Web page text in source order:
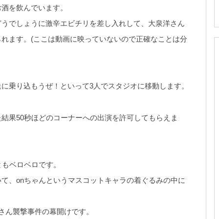
を飲んでいます。
でしょうに激辛エビチリを差し入れして、大泉洋さん
ます。(ここは動画に映っていないので正確なことは分
乗り込もうぜ！といって3人でスタジオに移動します。
果50秒ほどのコーナーへの出演を許可してもらえま
ベロベロです。
、onちゃんというマスコットキャラの着ぐるみの中に
襲撃事件の幕開けです。